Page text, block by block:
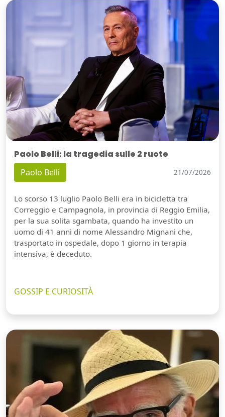
Paolo Belli: la tragedia sulle 2 ruote
Paolo Belli 21/07/2026
Lo scorso 13 luglio Paolo Belli era in bicicletta tra
Correggio e Campagnola, in provincia di Reggio Emilia,
per la sua solita sgambata, quando ha investito un
uomo di 41 anni di nome Alessandro Mignani che,
trasportato in ospedale, dopo 1 giorno in terapia
intensiva, è deceduto.
GOSSIP E CURIOSITÀ